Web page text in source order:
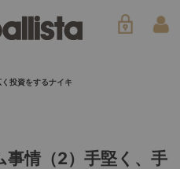
投資をするナイキ
事情（2）手堅く、手